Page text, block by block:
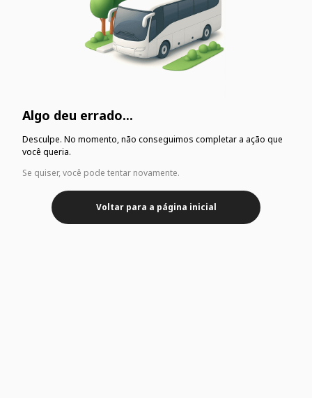
Algo deu errado...
Desculpe. No momento, não conseguimos completar a ação que
você queria.
Se quiser, você pode tentar novamente.
Voltar para a página inicial